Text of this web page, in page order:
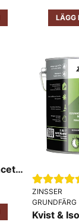
LÄGG
Grundning Sylitol Koncetrat 111
ZINSSER
GRUNDFÄRG